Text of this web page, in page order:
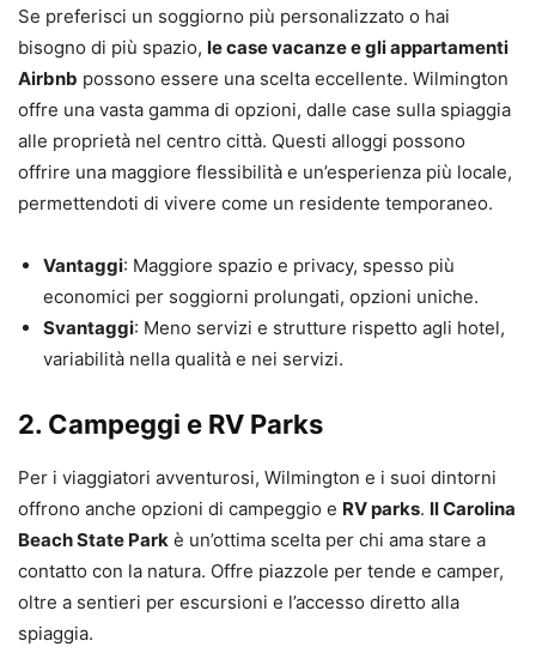
Se preferisci un soggiorno più personalizzato o hai
bisogno di più spazio, le case vacanze e gli appartamenti
Airbnb possono essere una scelta eccellente. Wilmington
offre una vasta gamma di opzioni, dalle case sulla spiaggia
alle proprietà nel centro città. Questi alloggi possono
offrire una maggiore flessibilità e un’esperienza più locale,
permettendoti di vivere come un residente temporaneo.
Vantaggi: Maggiore spazio e privacy, spesso più
economici per soggiorni prolungati, opzioni uniche.
Svantaggi: Meno servizi e strutture rispetto agli hotel,
variabilità nella qualità e nei servizi.
2. Campeggi e RV Parks
Per i viaggiatori avventurosi, Wilmington e i suoi dintorni
offrono anche opzioni di campeggio e RV parks. Il Carolina
Beach State Park è un’ottima scelta per chi ama stare a
contatto con la natura. Offre piazzole per tende e camper,
oltre a sentieri per escursioni e l’accesso diretto alla
spiaggia.